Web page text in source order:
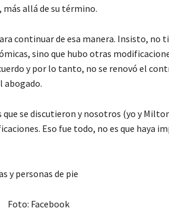
allá de su término.
continuar de esa manera. Insisto, no
sino que hubo otras
y por lo tanto, no se renovó el
abogado.
se discutieron y nosotros (yo y
Eso fue todo, no es que haya
Foto: Facebook